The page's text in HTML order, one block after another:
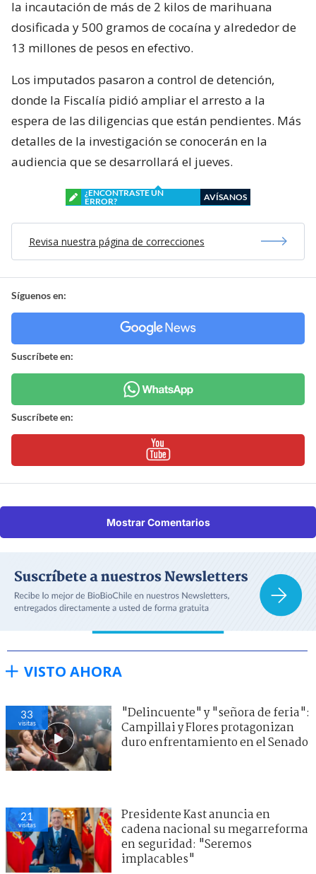
la incautación de más de 2 kilos de marihuana
dosificada y 500 gramos de cocaína y alrededor de
13 millones de pesos en efectivo.
Los imputados pasaron a control de detención,
donde la Fiscalía pidió ampliar el arresto a la
espera de las diligencias que están pendientes. Más
detalles de la investigación se conocerán en la
audiencia que se desarrollará el jueves.
¿ENCONTRASTE UN
ERROR?
AVÍSANOS
Revisa nuestra página de correcciones
Síguenos en:
Suscríbete en:
Suscríbete en:
Mostrar Comentarios
VISTO AHORA
33
visitas
"Delincuente" y "señora de feria":
Campillai y Flores protagonizan
duro enfrentamiento en el Senado
21
visitas
Presidente Kast anuncia en
cadena nacional su megarreforma
en seguridad: "Seremos
implacables"